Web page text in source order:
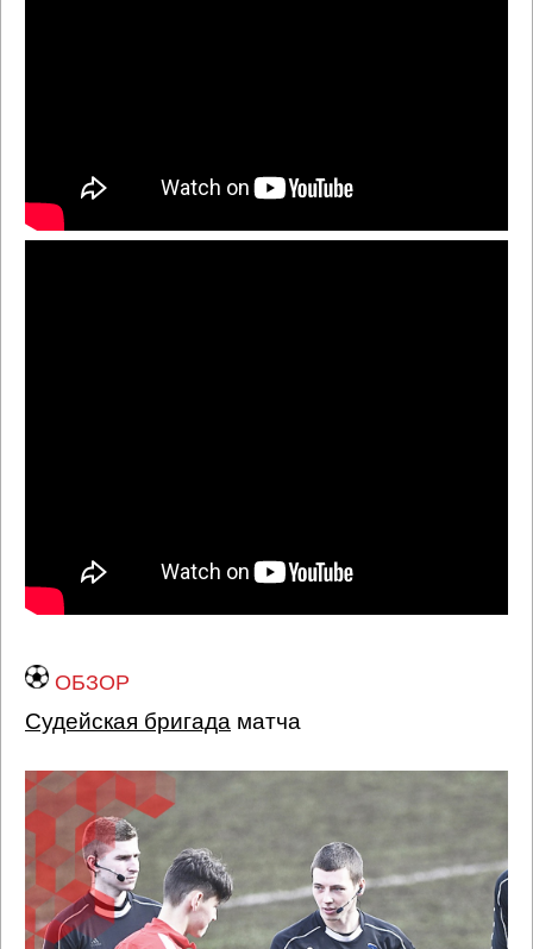
ОБЗОР
Судейская бригада матча